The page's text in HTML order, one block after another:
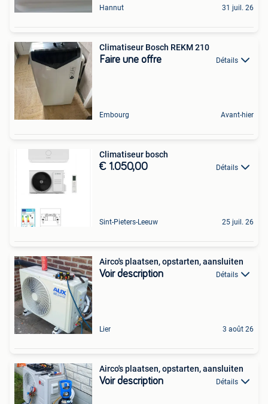
Hannut 31 juil. 26
Climatiseur Bosch REKM 210
Faire une offre Détails
Embourg Avant-hier
Climatiseur bosch
€ 1.050,00 Détails
Sint-Pieters-Leeuw 25 juil. 26
Airco's plaatsen, opstarten, aansluiten
Voir description Détails
Lier 3 août 26
Airco's plaatsen, opstarten, aansluiten
Voir description Détails